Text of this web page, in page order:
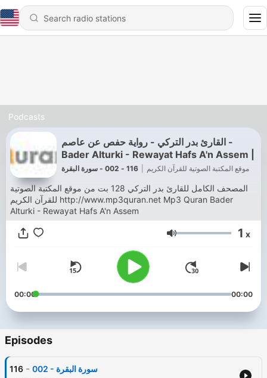
Podcasts
القارئ بدر التركي - رواية حفص عن عاصم -
Bader Alturki - Rewayat Hafs A'n Assem |
موقع المكتبة الصوتية للقرآن الكريم 116 - 002 - سورة البقرة
المصحف الكامل للقارئ بدر التركي 128 بت من موقع المكتبة الصوتية
للقرآن الكريم http://www.mp3quran.net Mp3 Quran Bader
Alturki - Rewayat Hafs A'n Assem
Volume 1 x
00:00 00:00
Episodes
116 - 002 - سورة البقرة